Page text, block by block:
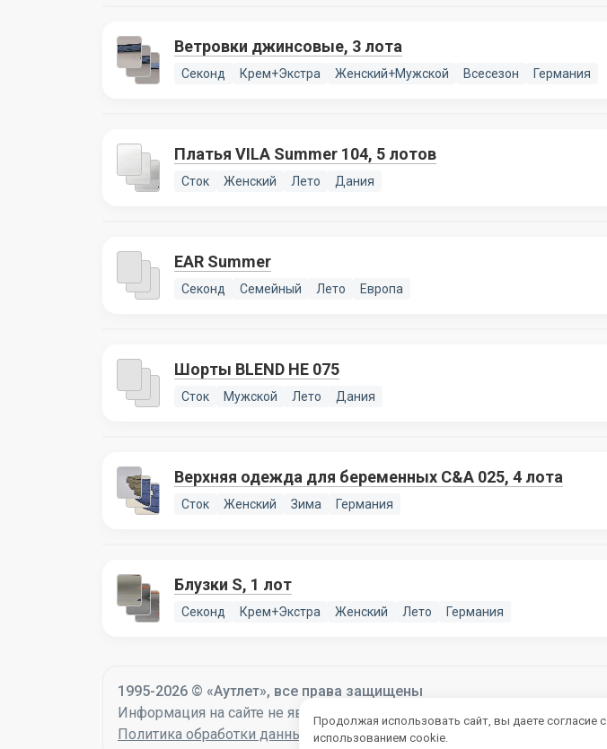
Ветровки джинсовые, 3 лота
Секонд Крем+Экстра Женский+Мужской Всесезон Германия
Платья VILA Summer 104, 5 лотов
Сток Женский Лето Дания
EAR Summer
Секонд Семейный Лето Европа
Шорты BLEND HE 075
Сток Мужской Лето Дания
Верхняя одежда для беременных C&A 025, 4 лота
Сток Женский Зима Германия
Блузки S, 1 лот
Секонд Крем+Экстра Женский Лето Германия
1995-2026 © «Аутлет», все права защищены
Информация на сайте не является офертой –
Подробнее
Политика обработки данных
Продолжая использовать сайт, вы даете согласие с
использованием cookie.